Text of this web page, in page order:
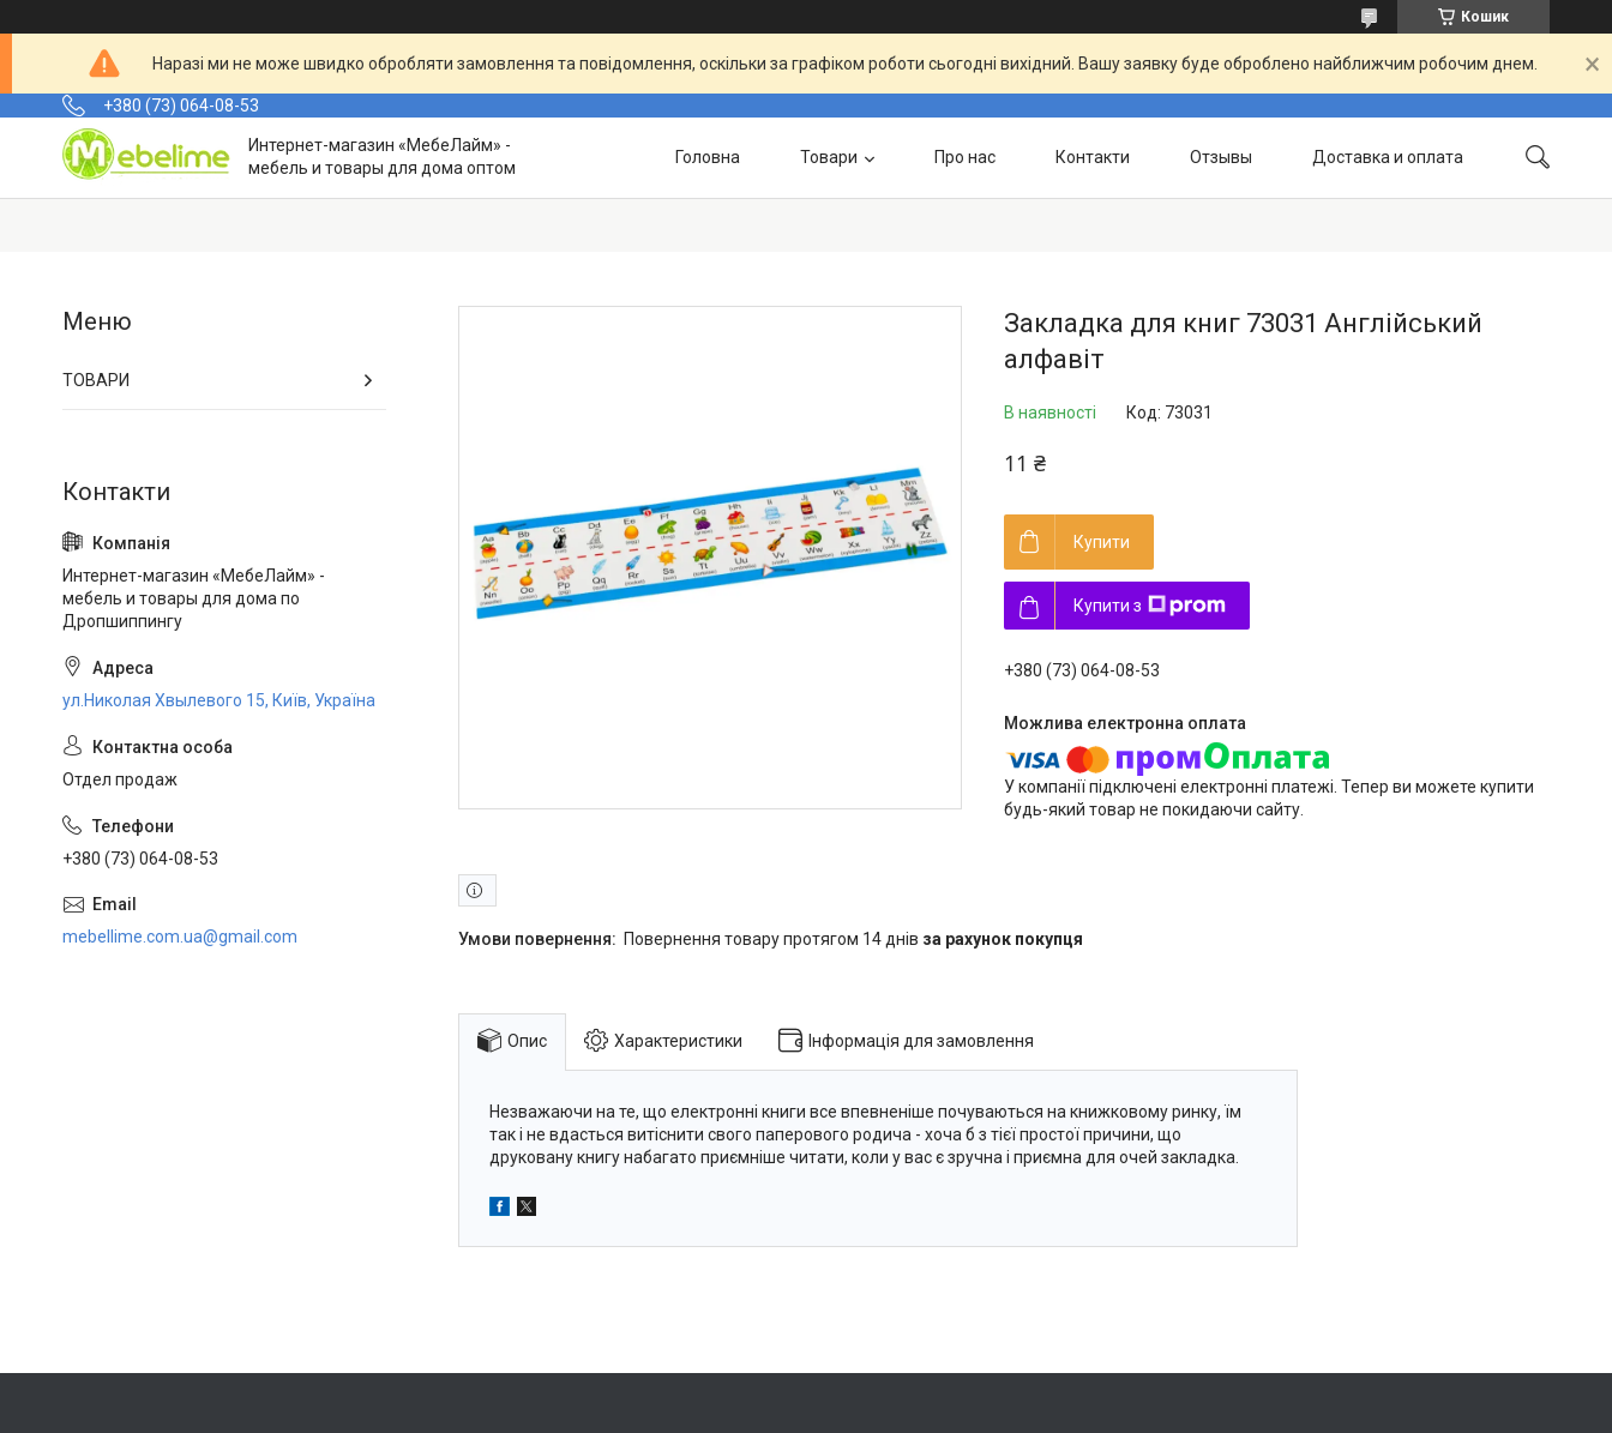
Кошик
Наразі ми не може швидко обробляти замовлення та повідомлення, оскільки за графіком роботи сьогодні вихідний. Вашу заявку буде оброблено найближчим робочим днем.
+380 (73) 064-08-53
Интернет-магазин «МебеЛайм» -
мебель и товары для дома оптом
Головна Товари Про нас Контакти Отзывы Доставка и оплата
Закладка для книг 73031 Англійський
алфавіт
В наявності Код: 73031
11 ₴
Купити
Купити з
+380 (73) 064-08-53
У компанії підключені електронні платежі. Тепер ви можете купити
будь-який товар не покидаючи сайту.
повернення товару протягом 14 днів за рахунок покупця
Опис Характеристики Інформація для замовлення
Незважаючи на те, що електронні книги все впевненіше почуваються на книжковому ринку, їм
так і не вдасться витіснити свого паперового родича - хоча б з тієї простої причини, що
друковану книгу набагато приємніше читати, коли у вас є зручна і приємна для очей закладка.
ТОВАРИ
Интернет-магазин «МебеЛайм» -
мебель и товары для дома по
Дропшиппингу
ул.Николая Хвылевого 15, Київ, Україна
Отдел продаж
+380 (73) 064-08-53
mebellime.com.ua@gmail.com